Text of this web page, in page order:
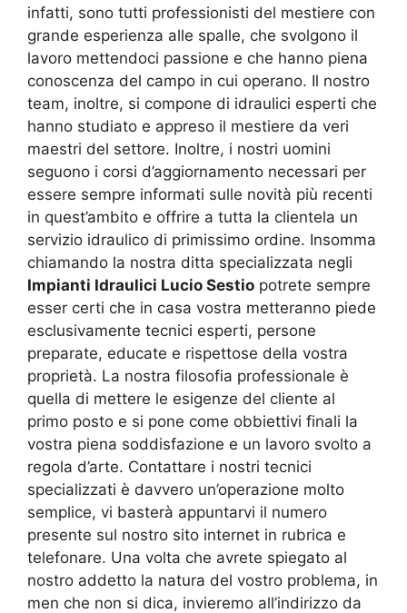
infatti, sono tutti professionisti del mestiere con
grande esperienza alle spalle, che svolgono il
lavoro mettendoci passione e che hanno piena
conoscenza del campo in cui operano. Il nostro
team, inoltre, si compone di idraulici esperti che
hanno studiato e appreso il mestiere da veri
maestri del settore. Inoltre, i nostri uomini
seguono i corsi d’aggiornamento necessari per
essere sempre informati sulle novità più recenti
in quest’ambito e offrire a tutta la clientela un
servizio idraulico di primissimo ordine. Insomma
chiamando la nostra ditta specializzata negli
Impianti Idraulici Lucio Sestio potrete sempre
esser certi che in casa vostra metteranno piede
esclusivamente tecnici esperti, persone
preparate, educate e rispettose della vostra
proprietà. La nostra filosofia professionale è
quella di mettere le esigenze del cliente al
primo posto e si pone come obbiettivi finali la
vostra piena soddisfazione e un lavoro svolto a
regola d’arte. Contattare i nostri tecnici
specializzati è davvero un’operazione molto
semplice, vi basterà appuntarvi il numero
presente sul nostro sito internet in rubrica e
telefonare. Una volta che avrete spiegato al
nostro addetto la natura del vostro problema, in
men che non si dica, invieremo all’indirizzo da